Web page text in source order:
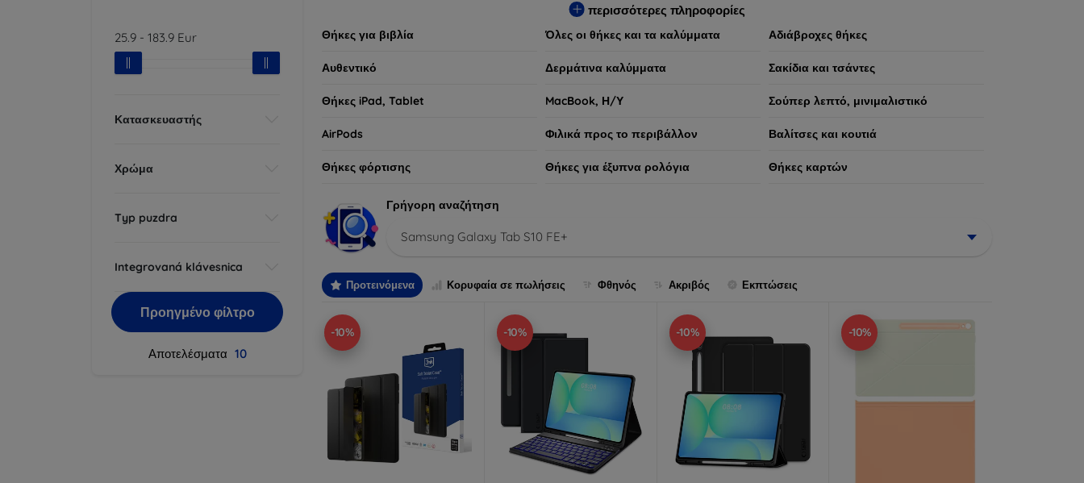
25.9 - 183.9 Eur
Κατασκευαστής
Χρώμα
Typ puzdra
Integrovaná klávesnica
Προηγμένο φίλτρο
Αποτελέσματα 10
περισσότερες πληροφορίες
Θήκες για βιβλία Όλες οι θήκες και τα καλύμματα Αδιάβροχες θήκες
Αυθεντικό Δερμάτινα καλύμματα Σακίδια και τσάντες
Θήκες iPad, Tablet MacBook, Η/Υ Σούπερ λεπτό, μινιμαλιστικό
AirPods Φιλικά προς το περιβάλλον Βαλίτσες και κουτιά
Θήκες φόρτισης Θήκες για έξυπνα ρολόγια Θήκες καρτών
Γρήγορη αναζήτηση
Samsung Galaxy Tab S10 FE+
Προτεινόμενα Κορυφαία σε πωλήσεις Φθηνός Ακριβός Εκπτώσεις
-10% -10% -10% -10%